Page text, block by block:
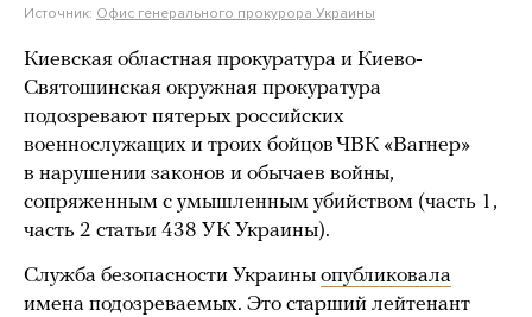
Источник: Офис генерального прокурора Украины
Киевская областная прокуратура и Киево-
Святошинская окружная прокуратура
подозревают пятерых российских
военнослужащих и троих бойцов ЧВК «Вагнер»
в нарушении законов и обычаев войны,
сопряженным с умышленным убийством (часть 1,
часть 2 статьи 438 УК Украины).
Служба безопасности Украины опубликовала
имена подозреваемых. Это старший лейтенант